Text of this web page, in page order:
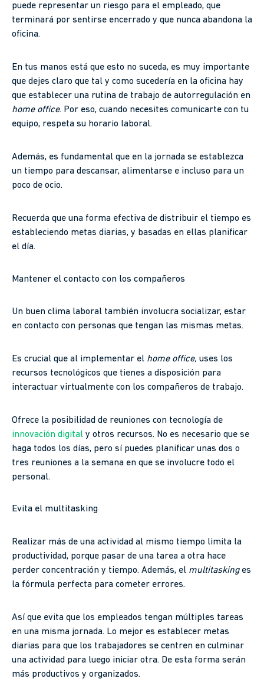
puede representar un riesgo para el empleado, que
terminará por sentirse encerrado y que nunca abandona la
oficina.
En tus manos está que esto no suceda, es muy importante
que dejes claro que tal y como sucedería en la oficina hay
que establecer una rutina de trabajo de autorregulación en
home office. Por eso, cuando necesites comunicarte con tu
equipo, respeta su horario laboral.
Además, es fundamental que en la jornada se establezca
un tiempo para descansar, alimentarse e incluso para un
poco de ocio.
Recuerda que una forma efectiva de distribuir el tiempo es
estableciendo metas diarias, y basadas en ellas planificar
el día.
Mantener el contacto con los compañeros
Un buen clima laboral también involucra socializar, estar
en contacto con personas que tengan las mismas metas.
Es crucial que al implementar el home office, uses los
recursos tecnológicos que tienes a disposición para
interactuar virtualmente con los compañeros de trabajo.
Ofrece la posibilidad de reuniones con tecnología de
innovación digital y otros recursos. No es necesario que se
haga todos los días, pero sí puedes planificar unas dos o
tres reuniones a la semana en que se involucre todo el
personal.
Evita el multitasking
Realizar más de una actividad al mismo tiempo limita la
productividad, porque pasar de una tarea a otra hace
perder concentración y tiempo. Además, el multitaskinges
la fórmula perfecta para cometer errores.
Así que evita que los empleados tengan múltiples tareas
en una misma jornada. Lo mejor es establecer metas
diarias para que los trabajadores se centren en culminar
una actividad para luego iniciar otra. De esta forma serán
más productivos y organizados.